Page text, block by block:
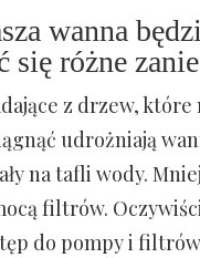
wanna
różne
z drzew,
udrożniają
na tafli wody.
filtrów.
do pompy i